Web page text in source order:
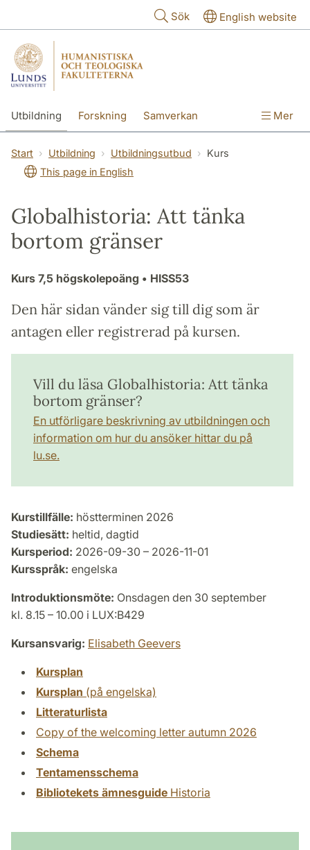
Sök English website
Utbildning Forskning Samverkan Mer
Start Utbildning Utbildningsutbud
Kurs
This page in English
Globalhistoria: Att tänka
bortom gränser
Kurs 7,5 högskolepoäng • HISS53
Den här sidan vänder sig till dig som är
antagen eller registrerad på kursen.
Vill du läsa Globalhistoria: Att tänka
bortom gränser?
En utförligare beskrivning av utbildningen och
information om hur du ansöker hittar du på
lu.se.
Kurstillfälle: höstterminen 2026
Studiesätt: heltid, dagtid
Kursperiod: 2026-09-30 – 2026-11-01
Kursspråk: engelska
Introduktionsmöte: Onsdagen den 30 september
kl. 8.15 – 10.00 i LUX:B429
Kursansvarig: Elisabeth Geevers
Kursplan
Kursplan (på engelska)
Litteraturlista
Copy of the welcoming letter autumn 2026
Schema
Tentamensschema
Bibliotekets ämnesguide Historia